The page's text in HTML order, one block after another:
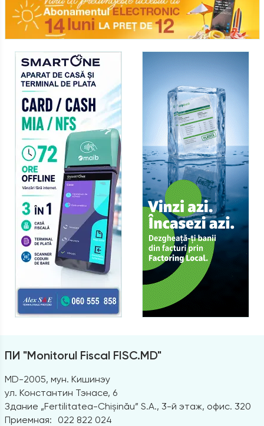
ПИ "Monitorul Fiscal FISC.MD"
MD-2005, мун. Кишинэу
ул. Константин Тэнасе, 6
Здание „Fertilitatea-Chișinău” S.A., 3-й этаж, офис. 320
Приемная:
022 822 024